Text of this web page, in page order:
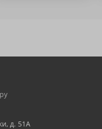
д. 51А